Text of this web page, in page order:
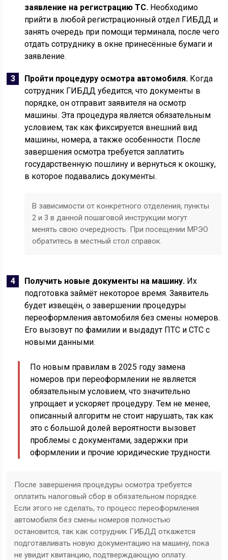
заявление на регистрацию ТС. Необходимо
прийти в любой регистрационный отдел ГИБДД и
занять очередь при помощи терминала, после чего
отдать сотруднику в окне принесённые бумаги и
заявление.
Пройти процедуру осмотра автомобиля. Когда
сотрудник ГИБДД убедится, что документы в
порядке, он отправит заявителя на осмотр
машины. Эта процедура является обязательным
условием, так как фиксируется внешний вид
машины, номера, а также особенности. После
завершения осмотра требуется заплатить
государственную пошлину и вернуться к окошку,
в которое подавались документы.
В зависимости от конкретного отделения, пункты
2 и 3 в данной пошаговой инструкции могут
менять свою очередность. При посещении МРЭО
обратитесь в местный стол справок.
Получить новые документы на машину. Их
подготовка займёт некоторое время. Заявитель
будет извещён, о завершении процедуры
переоформления автомобиля без смены номеров.
Его вызовут по фамилии и выдадут ПТС и СТС с
новыми данными.
По новым правилам в 2025 году замена
номеров при переоформлении не является
обязательным условием, что значительно
упрощает и ускоряет процедуру. Тем не менее,
описанный алгоритм не стоит нарушать, так как
это с большой долей вероятности вызовет
проблемы с документами, задержки при
оформлении и прочие юридические трудности.
После завершения процедуры осмотра требуется
оплатить налоговый сбор в обязательном порядке.
Если этого не сделать, то процесс переоформления
автомобиля без смены номеров полностью
остановится, так как сотрудник ГИБДД откажется
подготавливать новую документацию на машину, пока
не увидит квитанцию, подтверждающую оплату.